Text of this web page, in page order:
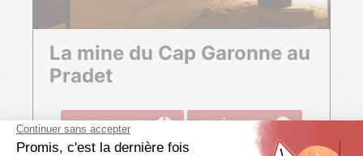
La mine du Cap Garonne au
Pradet
LIRE LA SUITE ITINÉRAIRES